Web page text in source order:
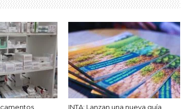
INTA: Lanzan una nueva guía